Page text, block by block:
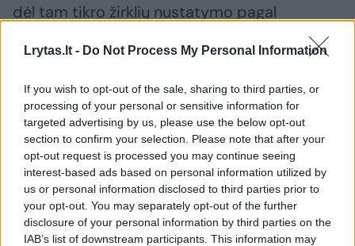
Lrytas.lt - Do Not Process My Personal Information
If you wish to opt-out of the sale, sharing to third parties, or
processing of your personal or sensitive information for
targeted advertising by us, please use the below opt-out
section to confirm your selection. Please note that after your
opt-out request is processed you may continue seeing
interest-based ads based on personal information utilized by
us or personal information disclosed to third parties prior to
your opt-out. You may separately opt-out of the further
disclosure of your personal information by third parties on the
IAB’s list of downstream participants. This information may
dėl tam tikro žirklių nustatymo pagal
Pirmasis būstas, kurio vertė siekia iki 450
tūkst. eurų, būtų apmokestinamas 0,1 proc.
tarifu, tačiau tik vienerius metus – vėliau
savivaldybė turėtų tarifus nustatyti iš naujo,
kaip dabar nustato žemės ir komercinio NT
tarifus.